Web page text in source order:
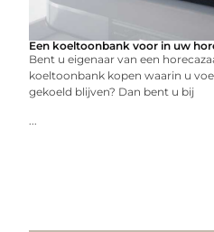
Een koeltoonbank voor in uw
Bent u eigenaar van een
koeltoonbank kopen waarin u
gekoeld blijven? Dan bent u bij
...